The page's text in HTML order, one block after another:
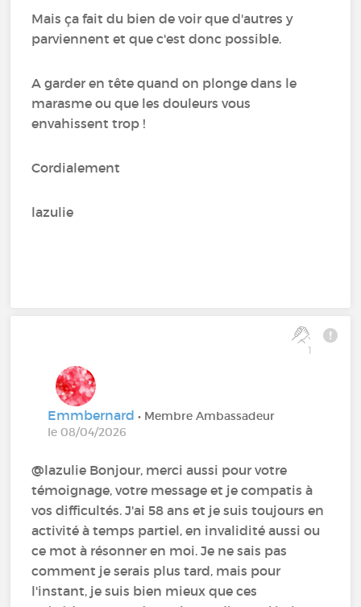
Mais ça fait du bien de voir que d'autres y
parviennent et que c'est donc possible.
A garder en tête quand on plonge dans le
marasme ou que les douleurs vous
envahissent trop !
Cordialement
lazulie
1
Emmbernard• Membre Ambassadeur
le 08/04/2026
@lazulie Bonjour, merci aussi pour votre
témoignage, votre message et je compatis à
vos difficultés. J'ai 58 ans et je suis toujours en
activité à temps partiel, en invalidité aussi ou
ce mot à résonner en moi. Je ne sais pas
comment je serais plus tard, mais pour
l'instant, je suis bien mieux que ces